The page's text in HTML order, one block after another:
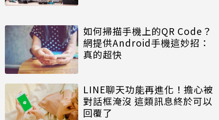
如何掃描手機上的QR Code？
網提供Android手機這妙招：
真的超快
LINE聊天功能再進化！擔心被
對話框淹沒 這類訊息終於可以
回覆了